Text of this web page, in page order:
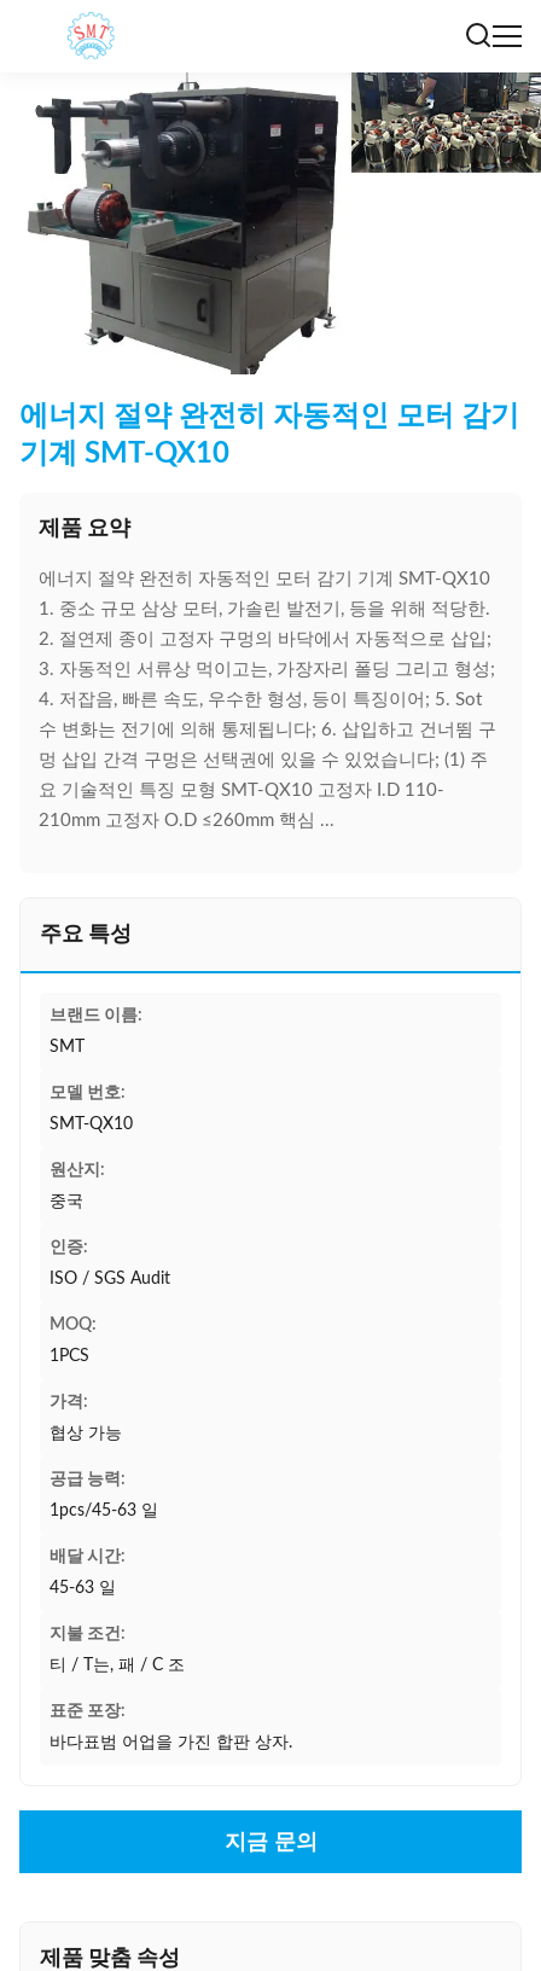
에너지 절약 완전히 자동적인 모터 감기
기계 SMT-QX10
제품 요약
에너지 절약 완전히 자동적인 모터 감기 기계 SMT-QX10
1. 중소 규모 삼상 모터, 가솔린 발전기, 등을 위해 적당한.
2. 절연제 종이 고정자 구멍의 바닥에서 자동적으로 삽입;
3. 자동적인 서류상 먹이고는, 가장자리 폴딩 그리고 형성;
4. 저잡음, 빠른 속도, 우수한 형성, 등이 특징이어; 5. Sot
수 변화는 전기에 의해 통제됩니다; 6. 삽입하고 건너뜀 구
멍 삽입 간격 구멍은 선택권에 있을 수 있었습니다; (1) 주
요 기술적인 특징 모형 SMT-QX10 고정자 I.D 110-
210mm 고정자 O.D ≤260mm 핵심 ...
주요 특성
브랜드 이름:
SMT
모델 번호:
SMT-QX10
원산지:
중국
인증:
ISO / SGS Audit
MOQ:
1PCS
가격:
협상 가능
공급 능력:
1pcs/45-63 일
배달 시간:
45-63 일
지불 조건:
티 / T는, 패 / C 조
표준 포장:
바다표범 어업을 가진 합판 상자.
지금 문의
제품 맞춤 속성